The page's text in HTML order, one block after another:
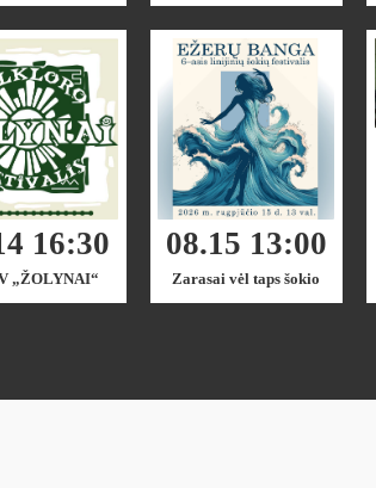
16:30
„ŽOLYNAI“
08.15 13:00
Zarasai vėl taps šokio
sostine